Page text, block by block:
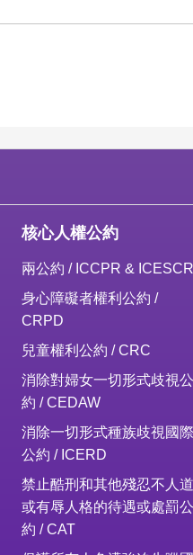
核心人權公約
兩公約 / ICCPR & ICESCR
身心障礙者權利公約 /
CRPD
兒童權利公約 / CRC
消除對婦女一切形式歧視公
約 / CEDAW
消除一切形式種族歧視國際
公約 / ICERD
禁止酷刑和其他殘忍不人道
或有辱人格的待遇或處罰公
約 / CAT